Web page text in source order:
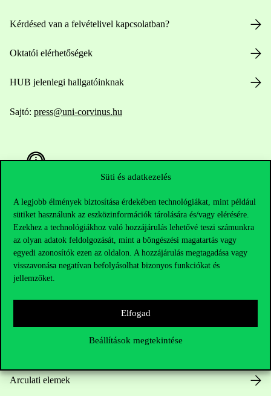
Süti és adatkezelés
A legjobb élmények biztosítása érdekében technológiákat, mint például
sütiket használunk az eszközinformációk tárolására és/vagy elérésére.
Ezekhez a technológiákhoz való hozzájárulás lehetővé teszi számunkra
az olyan adatok feldolgozását, mint a böngészési magatartás vagy
egyedi azonosítók ezen az oldalon. A hozzájárulás megtagadása vagy
visszavonása negatívan befolyásolhat bizonyos funkciókat és
jellemzőket.
Elfogad
Beállítások megtekintése
Kérdésed van a felvételivel kapcsolatban?
Oktatói elérhetőségek
HUB jelenlegi hallgatóinknak
Sajtó: press@uni-corvinus.hu
Hasznos linkek
Nyitvatartás
Arculati elemek